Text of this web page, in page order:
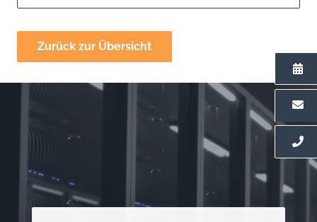
Zurück zur Übersicht